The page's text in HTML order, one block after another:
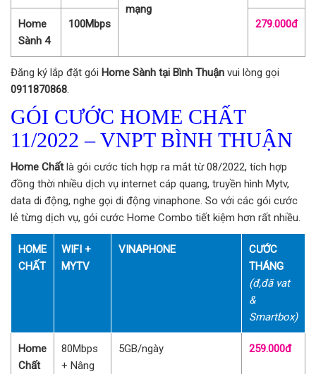
mạng
Home
Sành 4
100Mbps 279.000đ
Đăng ký lắp đặt gói Home Sành tại Bình Thuận vui lòng gọi
0911870868.
GÓI CƯỚC HOME CHẤT
11/2022 – VNPT BÌNH THUẬN
Home Chấtlà gói cước tích hợp ra mắt từ 08/2022, tích hợp
đồng thời nhiều dịch vụ internet cáp quang, truyền hình Mytv,
data di động, nghe gọi di động vinaphone. So với các gói cước
lẻ từng dịch vụ, gói cước Home Combo tiết kiệm hơn rất nhiều.
HOME
CHẤT
WIFI +
MYTV
VINAPHONE
CƯỚC
THÁNG
(đ,đã vat
&
Smartbox)
Home
Chất
80Mbps
+ Nâng
5GB/ngày 259.000đ